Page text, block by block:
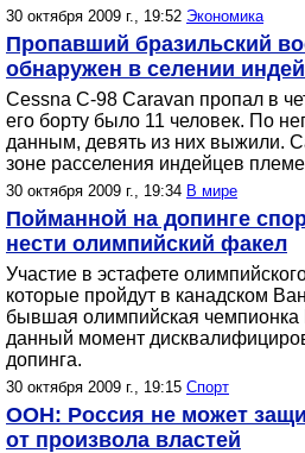
30 октября 2009 г., 19:52 Экономика
Пропавший бразильский
обнаружен в селении
Cessna С-98 Caravan пропал в
его борту было 11 человек. По
данным, девять из них выжили.
зоне расселения индейцев
30 октября 2009 г., 19:34 В мире
Пойманной на допинге
нести олимпийский факел
Участие в эстафете
которые пройдут в канадском
бывшая олимпийская чемпионка
данный момент
допинга.
30 октября 2009 г., 19:15 Спорт
ООН: Россия не может
от произвола властей